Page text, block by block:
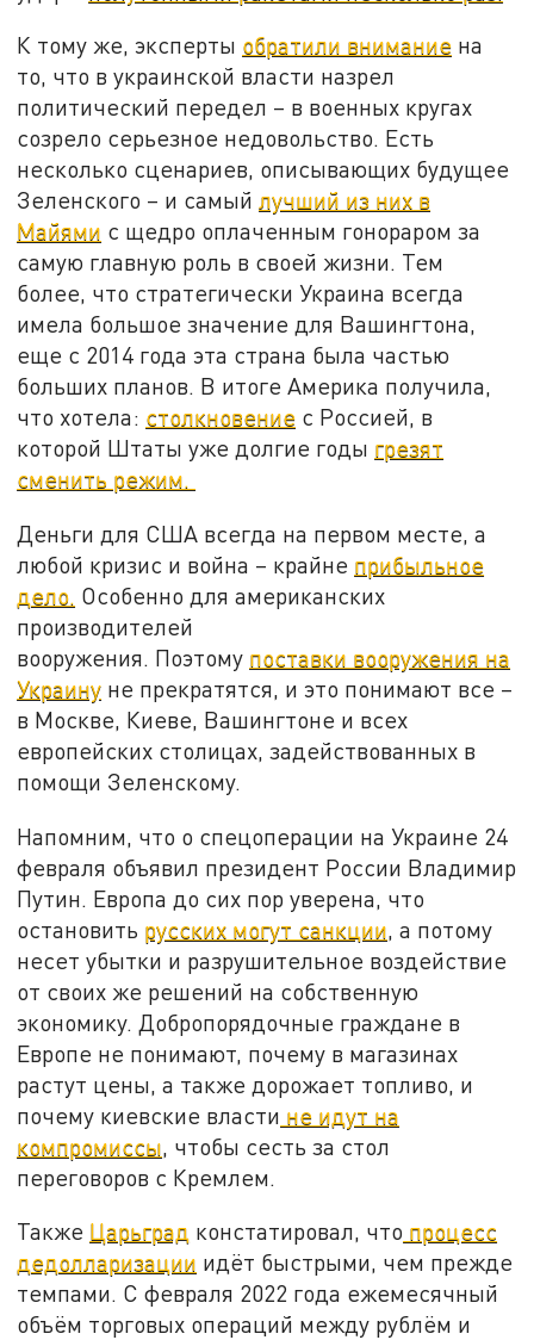
К тому же, эксперты обратили внимание на
то, что в украинской власти назрел
политический передел – в военных кругах
созрело серьезное недовольство. Есть
несколько сценариев, описывающих будущее
Зеленского – и самыйлучший из них в
Майями с щедро оплаченным гонораром за
самую главную роль в своей жизни. Тем
более, что стратегически Украина всегда
имела большое значение для Вашингтона,
еще с 2014 года эта страна была частью
больших планов. В итоге Америка получила,
что хотела: столкновение с Россией, в
которой Штаты уже долгие годы грезят
сменить режим.
Деньги для США всегда на первом месте, а
любой кризис и война – крайне прибыльное
дело. Особенно для американских
производителей
вооружения. Поэтому поставки вооружения на
Украину не прекратятся, и это понимают все –
в Москве, Киеве, Вашингтоне и всех
европейских столицах, задействованных в
помощи Зеленскому.
Напомним, что о спецоперации на Украине 24
февраля объявил президент России Владимир
Путин. Европа до сих пор уверена, что
остановить русских могут санкции, а потому
несет убытки и разрушительное воздействие
от своих же решений на собственную
экономику. Добропорядочные граждане в
Европе не понимают, почему в магазинах
растут цены, а также дорожает топливо, и
почему киевские власти не идут на
компромиссы, чтобы сесть за стол
переговоров с Кремлем.
Также Царьград констатировал, что процесс
дедолларизации идёт быстрыми, чем прежде
темпами. С февраля 2022 года ежемесячный
объём торговых операций между рублём и